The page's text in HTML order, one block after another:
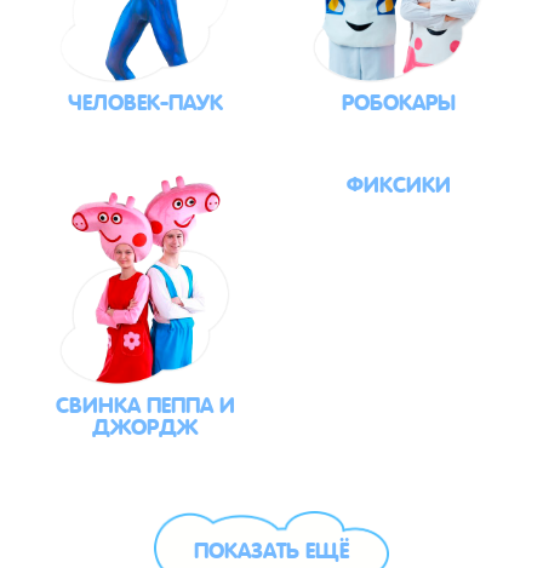
ЧЕЛОВЕК-ПАУК РОБОКАРЫ
СВИНКА ПЕППА И
ДЖОРДЖ
ФИКСИКИ
ПОКАЗАТЬ ЕЩЁ